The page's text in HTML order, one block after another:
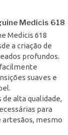
Medicis 618
Medicis 618
a criação de
profundos.
suaves e
alta qualidade,
para
mesmo